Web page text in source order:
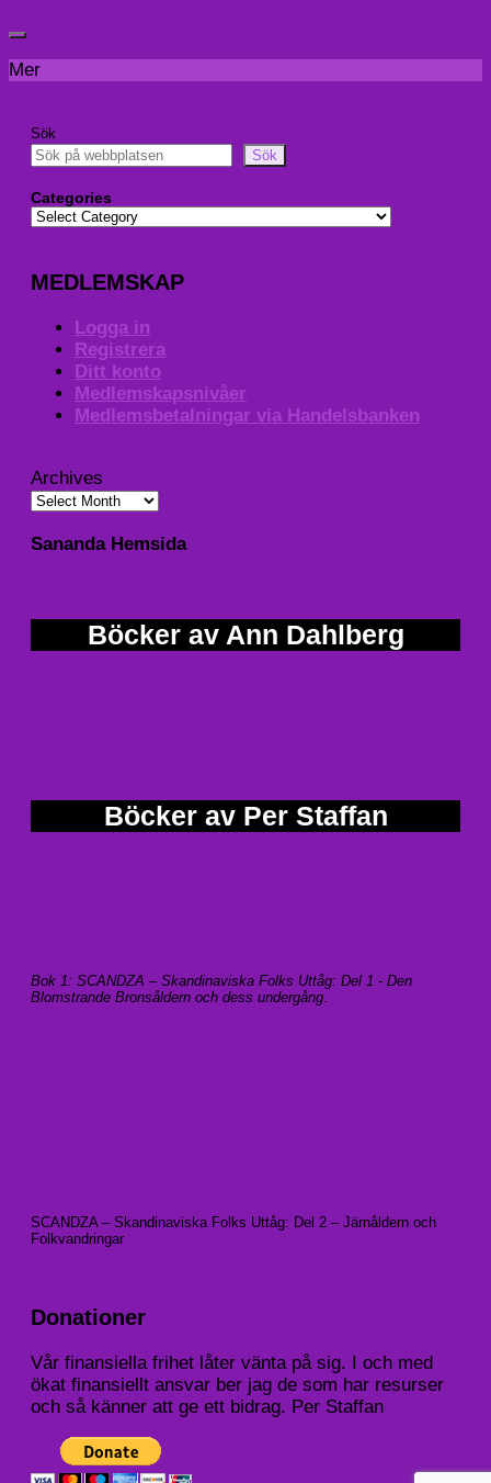
Mer
Sök
Sök
Categories
MEDLEMSKAP
Logga in
Registrera
Ditt konto
Medlemskapsnivåer
Medlemsbetalningar via Handelsbanken
Archives
Sananda Hemsida
Böcker av Ann Dahlberg
Böcker av Per Staffan
Bok 1: SCANDZA – Skandinaviska Folks Uttåg: Del 1 - Den
Blomstrande Bronsåldern och dess undergång.
SCANDZA – Skandinaviska Folks Uttåg: Del 2 – Järnåldern och
Folkvandringar
Donationer
Vår finansiella frihet låter vänta på sig. I och med
ökat finansiellt ansvar ber jag de som har resurser
och så känner att ge ett bidrag. Per Staffan